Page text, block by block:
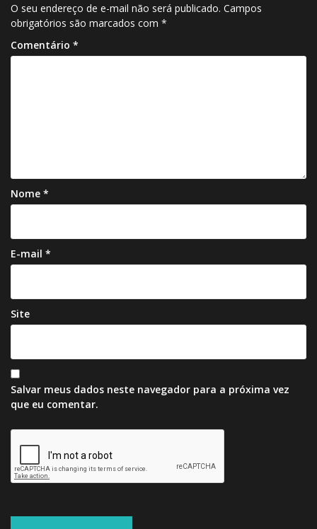
O seu endereço de e-mail não será publicado. Campos
obrigatórios são marcados com *
Comentário *
Nome *
E-mail *
Site
Salvar meus dados neste navegador para a próxima vez
que eu comentar.